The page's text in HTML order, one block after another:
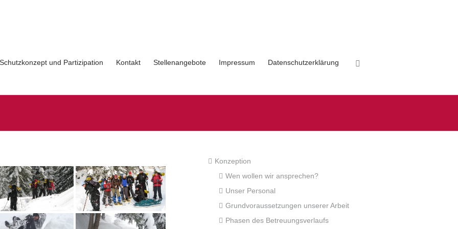
Schutzkonzept und Partizipation Kontakt Stellenangebote Impressum Datenschutzerklärung
Konzeption
Wen wollen wir ansprechen?
Unser Personal
Grundvoraussetzungen unserer Arbeit
Phasen des Betreuungsverlaufs